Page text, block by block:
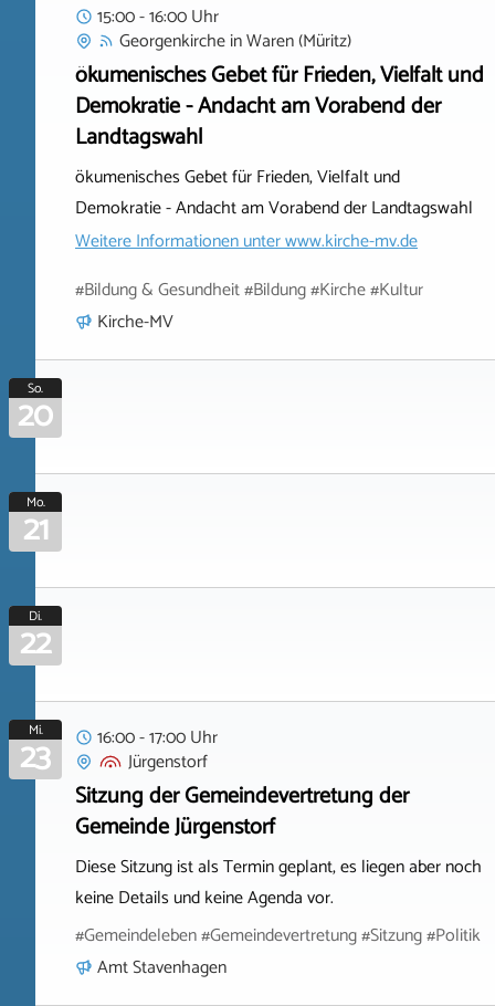
15:00 - 16:00 Uhr
GeorgenkircheinWaren (Müritz)
ökumenisches Gebet für Frieden, Vielfalt und
Demokratie - Andacht am Vorabend der
Landtagswahl
ökumenisches Gebet für Frieden, Vielfalt und
Demokratie - Andacht am Vorabend der Landtagswahl
Weitere Informationen unterwww.kirche-mv.de
#Bildung & Gesundheit #Bildung #Kirche #Kultur
Kirche-MV
So.
20
Mo.
21
Di.
22
Mi.
23
16:00 - 17:00 Uhr
Jürgenstorf
Sitzung der Gemeindevertretung der
Gemeinde Jürgenstorf
Diese Sitzung ist als Termin geplant, es liegen aber noch
keine Details und keine Agenda vor.
#Gemeindeleben #Gemeindevertretung #Sitzung #Politik
Amt Stavenhagen